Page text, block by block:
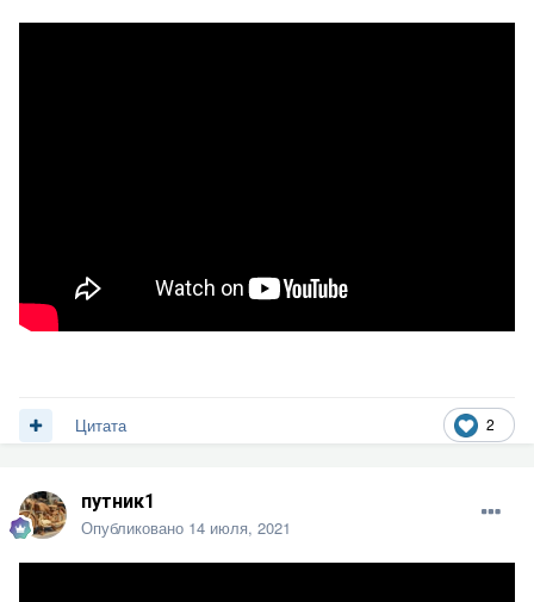
2
Цитата
путник1
Опубликовано 14 июля, 2021